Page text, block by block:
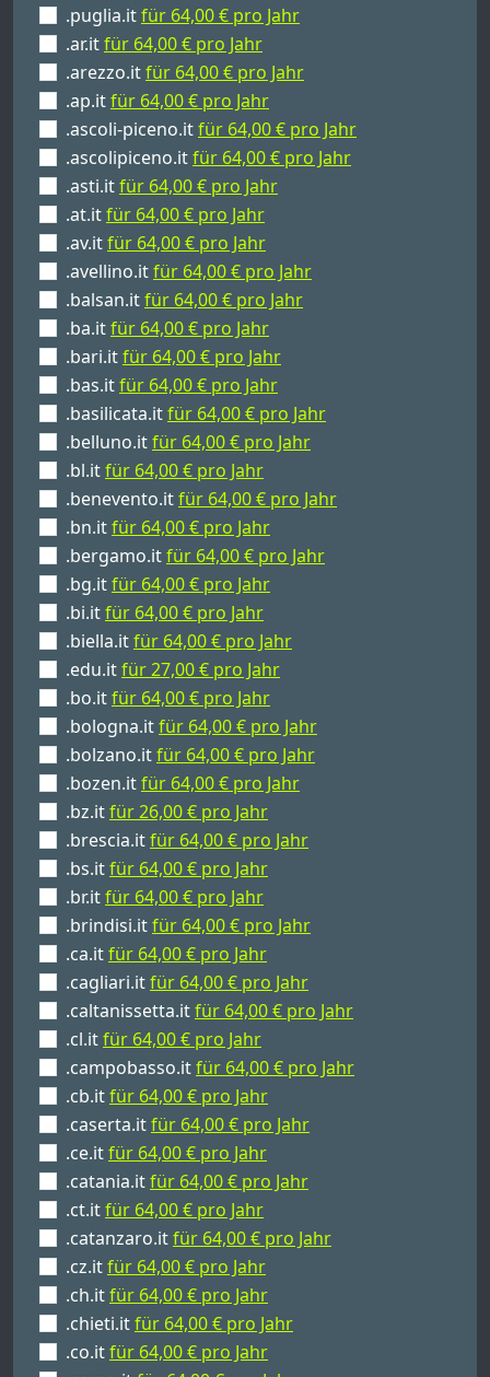
.puglia.itfür 64,00 € pro Jahr
.ar.itfür 64,00 € pro Jahr
.arezzo.itfür 64,00 € pro Jahr
.ap.itfür 64,00 € pro Jahr
.ascoli-piceno.itfür 64,00 € pro Jahr
.ascolipiceno.itfür 64,00 € pro Jahr
.asti.itfür 64,00 € pro Jahr
.at.itfür 64,00 € pro Jahr
.av.itfür 64,00 € pro Jahr
.avellino.itfür 64,00 € pro Jahr
.balsan.itfür 64,00 € pro Jahr
.ba.itfür 64,00 € pro Jahr
.bari.itfür 64,00 € pro Jahr
.bas.itfür 64,00 € pro Jahr
.basilicata.itfür 64,00 € pro Jahr
.belluno.itfür 64,00 € pro Jahr
.bl.itfür 64,00 € pro Jahr
.benevento.itfür 64,00 € pro Jahr
.bn.itfür 64,00 € pro Jahr
.bergamo.itfür 64,00 € pro Jahr
.bg.itfür 64,00 € pro Jahr
.bi.itfür 64,00 € pro Jahr
.biella.itfür 64,00 € pro Jahr
.edu.itfür 27,00 € pro Jahr
.bo.itfür 64,00 € pro Jahr
.bologna.itfür 64,00 € pro Jahr
.bolzano.itfür 64,00 € pro Jahr
.bozen.itfür 64,00 € pro Jahr
.bz.itfür 26,00 € pro Jahr
.brescia.itfür 64,00 € pro Jahr
.bs.itfür 64,00 € pro Jahr
.br.itfür 64,00 € pro Jahr
.brindisi.itfür 64,00 € pro Jahr
.ca.itfür 64,00 € pro Jahr
.cagliari.itfür 64,00 € pro Jahr
.caltanissetta.itfür 64,00 € pro Jahr
.cl.itfür 64,00 € pro Jahr
.campobasso.itfür 64,00 € pro Jahr
.cb.itfür 64,00 € pro Jahr
.caserta.itfür 64,00 € pro Jahr
.ce.itfür 64,00 € pro Jahr
.catania.itfür 64,00 € pro Jahr
.ct.itfür 64,00 € pro Jahr
.catanzaro.itfür 64,00 € pro Jahr
.cz.itfür 64,00 € pro Jahr
.ch.itfür 64,00 € pro Jahr
.chieti.itfür 64,00 € pro Jahr
.co.itfür 64,00 € pro Jahr